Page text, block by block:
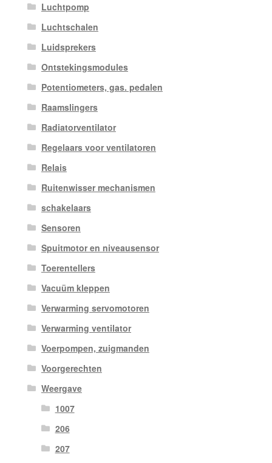
Luchtpomp
Luchtschalen
Luidsprekers
Ontstekingsmodules
Potentiometers, gas. pedalen
Raamslingers
Radiatorventilator
Regelaars voor ventilatoren
Relais
Ruitenwisser mechanismen
schakelaars
Sensoren
Spuitmotor en niveausensor
Toerentellers
Vacuüm kleppen
Verwarming servomotoren
Verwarming ventilator
Voerpompen, zuigmanden
Voorgerechten
Weergave
1007
206
207